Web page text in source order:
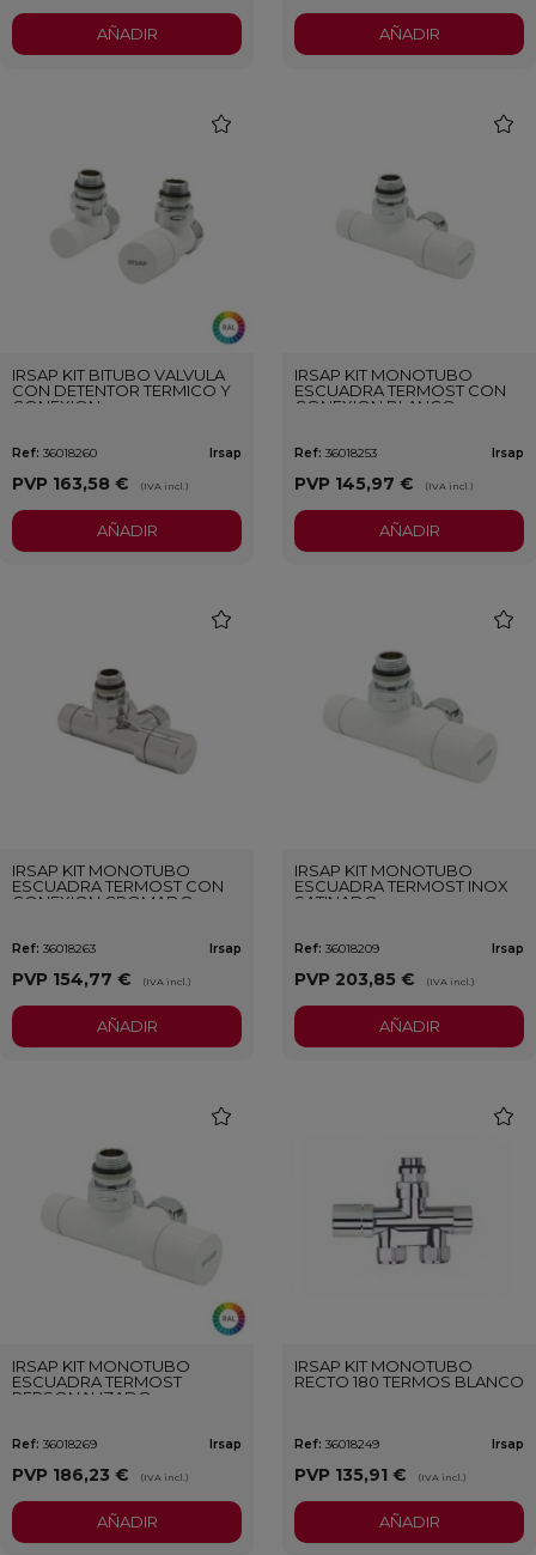
AÑADIR AÑADIR
IRSAP KIT BITUBO VALVULA
CON DETENTOR TERMICO Y
CONEXION
Ref: 36018260 Irsap
PVP 163,58 € (IVA incl.)
AÑADIR
IRSAP KIT MONOTUBO
ESCUADRA TERMOST CON
CONEXION BLANCO
Ref: 36018253 Irsap
PVP 145,97 € (IVA incl.)
AÑADIR
IRSAP KIT MONOTUBO
ESCUADRA TERMOST CON
CONEXION CROMADO
Ref: 36018263 Irsap
PVP 154,77 € (IVA incl.)
AÑADIR
IRSAP KIT MONOTUBO
ESCUADRA TERMOST INOX
SATINADO
Ref: 36018209 Irsap
PVP 203,85 € (IVA incl.)
AÑADIR
IRSAP KIT MONOTUBO
ESCUADRA TERMOST
PERSONALIZADO
Ref: 36018269 Irsap
PVP 186,23 € (IVA incl.)
AÑADIR
IRSAP KIT MONOTUBO
RECTO 180 TERMOS BLANCO
Ref: 36018249 Irsap
PVP 135,91 € (IVA incl.)
AÑADIR